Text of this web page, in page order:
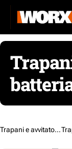
Trapani e avvitatori /